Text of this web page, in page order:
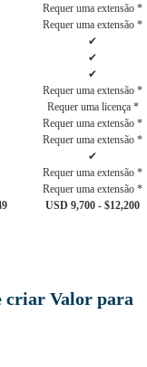
Requer uma extensão *
Requer uma extensão *
✔
✔
✔
Requer uma extensão *
Requer uma licença *
Requer uma extensão *
Requer uma extensão *
✔
Requer uma extensão *
Requer uma extensão *
USD 9,700 - $12,200
criar Valor para